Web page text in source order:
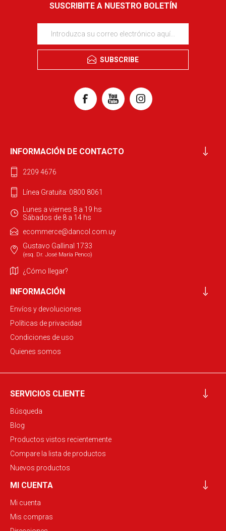
SUSCRIBITE A NUESTRO BOLETÍN
SUBSCRIBE
INFORMACIÓN DE CONTACTO
2209 4676
Línea Gratuita: 0800 8061
Lunes a viernes 8 a 19 hs
Sábados de 8 a 14 hs
ecommerce@dancol.com.uy
Gustavo Gallinal 1733
(esq. Dr. José María Penco)
¿Cómo llegar?
INFORMACIÓN
Envíos y devoluciones
Políticas de privacidad
Condiciones de uso
Quienes somos
SERVICIOS CLIENTE
Búsqueda
Blog
Productos vistos recientemente
Compare la lista de productos
Nuevos productos
MI CUENTA
Mi cuenta
Mis compras